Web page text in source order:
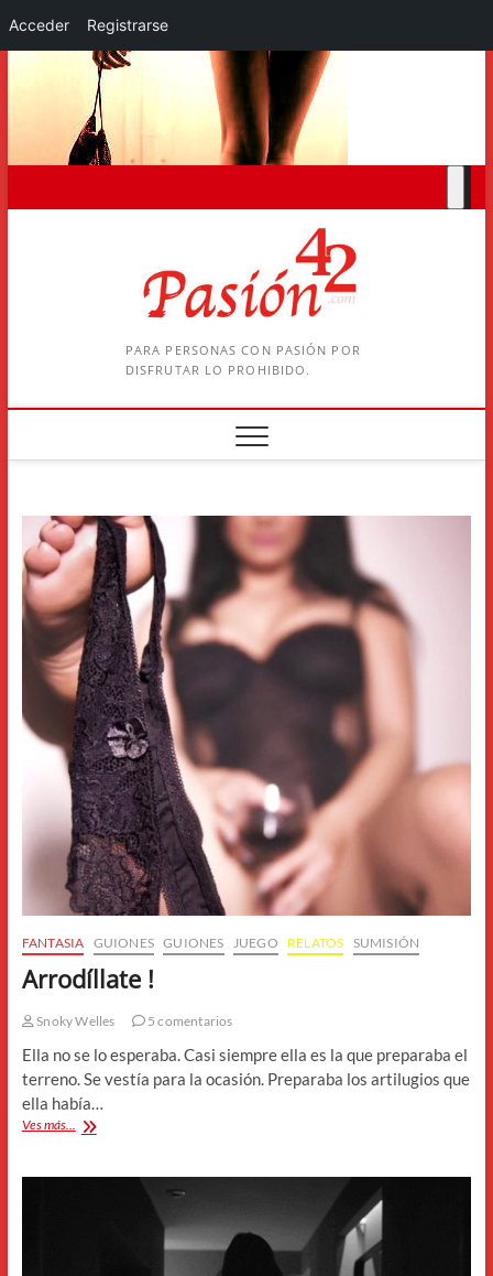
Acceder Registrarse
PARA PERSONAS CON PASIÓN POR
DISFRUTAR LO PROHIBIDO.
FANTASIA GUIONES GUIONES JUEGO RELATOS SUMISIÓN
Arrodíllate !
Snoky Welles 5 comentarios
Ella no se lo esperaba. Casi siempre ella es la que preparaba el
terreno. Se vestía para la ocasión. Preparaba los artilugios que
ella había…
Ves más...
Arrodíllate